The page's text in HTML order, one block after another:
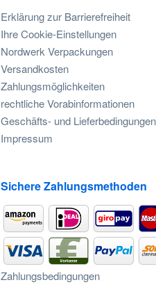
Erklärung zur Barrierefreiheit
Ihre Cookie-Einstellungen
Nordwerk Verpackungen
Versandkosten
Zahlungsmöglichkeiten
rechtliche Vorabinformationen
Geschäfts- und Lieferbedingungen
Impressum
Sichere Zahlungsmethoden
Zahlungsbedingungen